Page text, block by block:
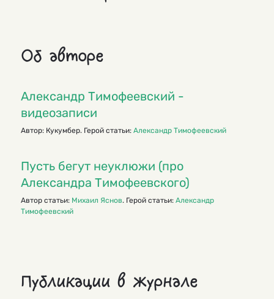
Об авторе
Александр Тимофеевский -
видеозаписи
Автор: Кукумбер. Герой статьи: Александр Тимофеевский
Пусть бегут неуклюжи (про
Александра Тимофеевского)
Автор статьи: Михаил Яснов. Герой статьи: Александр
Тимофеевский
Публикации в журнале